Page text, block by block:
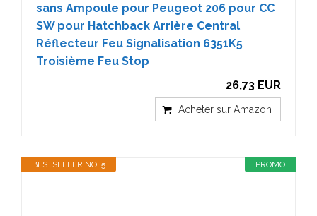
sans Ampoule pour Peugeot 206 pour CC
SW pour Hatchback Arrière Central
Réflecteur Feu Signalisation 6351K5
Troisième Feu Stop
26,73 EUR
Acheter sur Amazon
PROMO
BESTSELLER NO. 5